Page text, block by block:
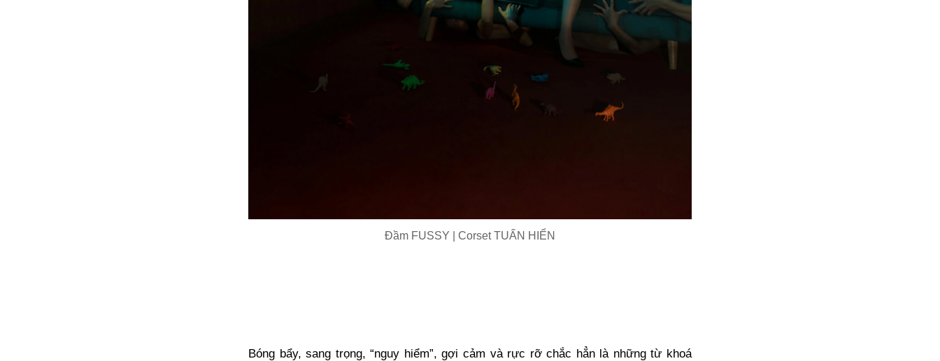
Đầm FUSSY | Corset TUẤN HIỂN
Bóng bẩy, sang trọng, “nguy hiểm”, gợi cảm và rực rỡ chắc hẳn là những từ khoá